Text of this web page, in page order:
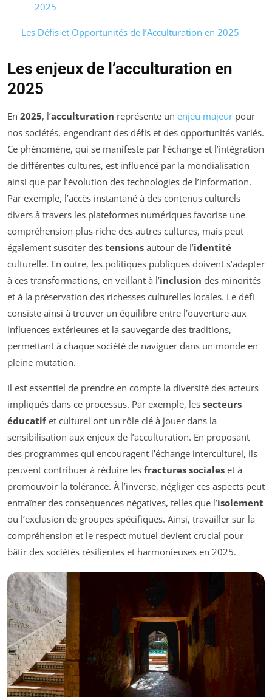
2025
Les Défis et Opportunités de l’Acculturation en 2025
Les enjeux de l’acculturation en
2025
En 2025, l’acculturation représente un enjeu majeur pour
nos sociétés, engendrant des défis et des opportunités variés.
Ce phénomène, qui se manifeste par l’échange et l’intégration
de différentes cultures, est influencé par la mondialisation
ainsi que par l’évolution des technologies de l’information.
Par exemple, l’accès instantané à des contenus culturels
divers à travers les plateformes numériques favorise une
compréhension plus riche des autres cultures, mais peut
également susciter des tensions autour de l’identité
culturelle. En outre, les politiques publiques doivent s’adapter
à ces transformations, en veillant à l’inclusion des minorités
et à la préservation des richesses culturelles locales. Le défi
consiste ainsi à trouver un équilibre entre l’ouverture aux
influences extérieures et la sauvegarde des traditions,
permettant à chaque société de naviguer dans un monde en
pleine mutation.
Il est essentiel de prendre en compte la diversité des acteurs
impliqués dans ce processus. Par exemple, les secteurs
éducatifet culturel ont un rôle clé à jouer dans la
sensibilisation aux enjeux de l’acculturation. En proposant
des programmes qui encouragent l’échange interculturel, ils
peuvent contribuer à réduire les fractures sociales et à
promouvoir la tolérance. À l’inverse, négliger ces aspects peut
entraîner des conséquences négatives, telles que l’isolement
ou l’exclusion de groupes spécifiques. Ainsi, travailler sur la
compréhension et le respect mutuel devient crucial pour
bâtir des sociétés résilientes et harmonieuses en 2025.